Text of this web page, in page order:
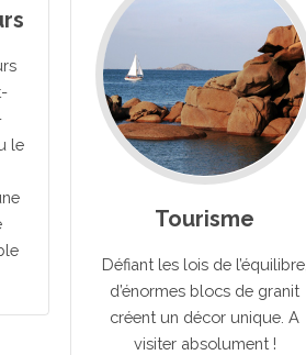
le
Tourisme
Défiant les lois de l’équilibre,
d’énormes blocs de granit
créent un décor unique. A
visiter absolument !